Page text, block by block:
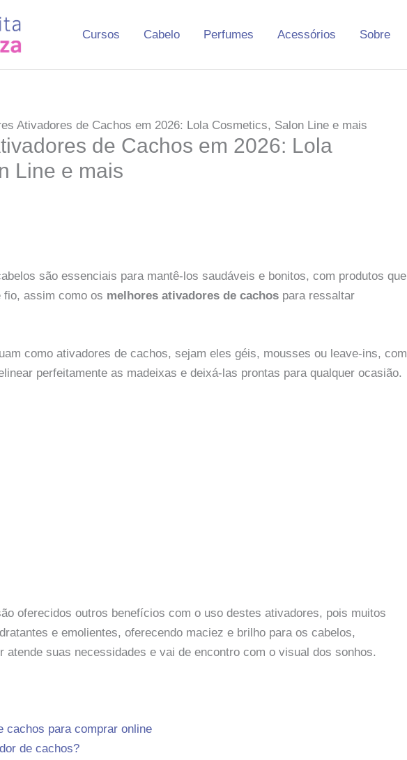
Cursos Cabelo Perfumes Acessórios Sobre
Ativadores de Cachos em 2026: Lola Cosmetics, Salon Line e mais
de Cachos em 2026: Lola
Line e mais
são essenciais para mantê-los saudáveis e bonitos, com produtos que
fio, assim como os melhores ativadores de cachos para ressaltar
como ativadores de cachos, sejam eles géis, mousses ou leave-ins, com
perfeitamente as madeixas e deixá-las prontas para qualquer ocasião.
oferecidos outros benefícios com o uso destes ativadores, pois muitos
e emolientes, oferecendo maciez e brilho para os cabelos,
atende suas necessidades e vai de encontro com o visual dos sonhos.
cachos para comprar online
de cachos?